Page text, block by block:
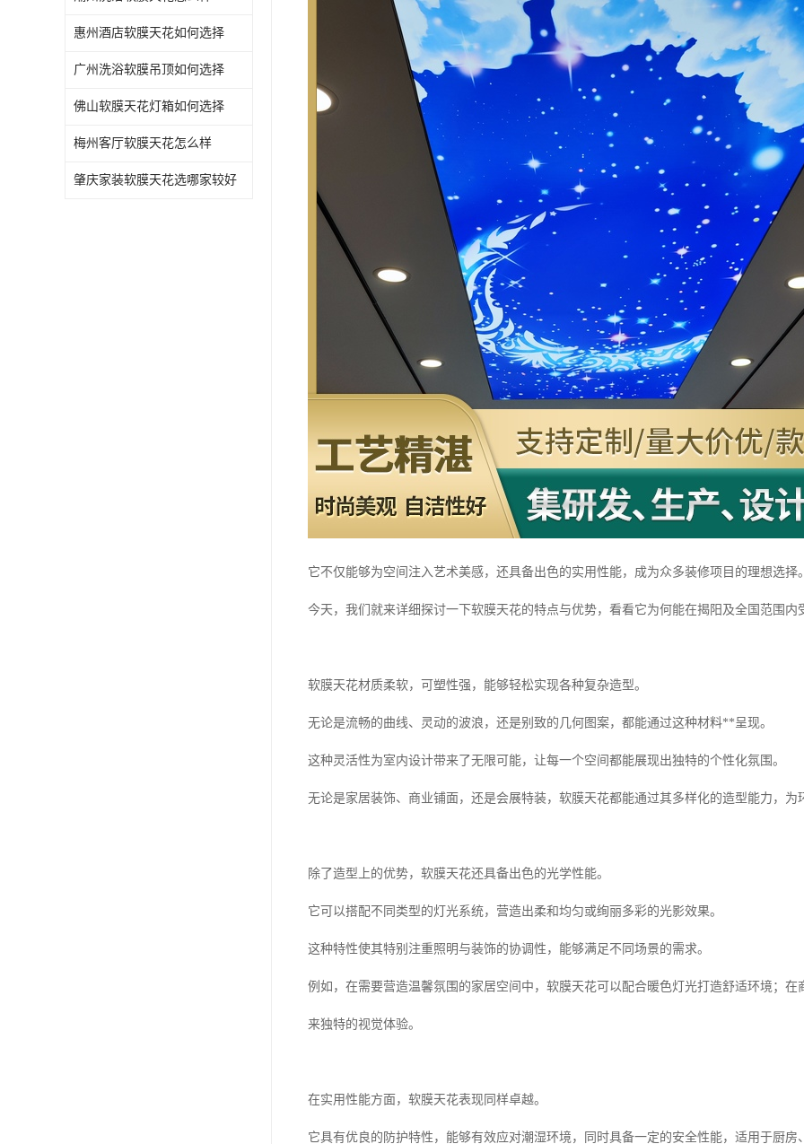
惠州酒店软膜天花如何选择
广州洗浴软膜吊顶如何选择
佛山软膜天花灯箱如何选择
梅州客厅软膜天花怎么样
肇庆家装软膜天花选哪家较好
它不仅能够为空间注入艺术美感，还具备出色的实用性能，成为众多装修项目的理想选择。
今天，我们就来详细探讨一下软膜天花的特点与优势，看看它为何能在揭阳及全国范围内
软膜天花材质柔软，可塑性强，能够轻松实现各种复杂造型。
无论是流畅的曲线、灵动的波浪，还是别致的几何图案，都能通过这种材料**呈现。
这种灵活性为室内设计带来了无限可能，让每一个空间都能展现出独特的个性化氛围。
无论是家居装饰、商业铺面，还是会展特装，软膜天花都能通过其多样化的造型能力，为
除了造型上的优势，软膜天花还具备出色的光学性能。
它可以搭配不同类型的灯光系统，营造出柔和均匀或绚丽多彩的光影效果。
这种特性使其特别注重照明与装饰的协调性，能够满足不同场景的需求。
例如，在需要营造温馨氛围的家居空间中，软膜天花可以配合暖色灯光打造舒适环境；
来独特的视觉体验。
在实用性能方面，软膜天花表现同样卓越。
它具有优良的防护特性，能够有效应对潮湿环境，同时具备一定的安全性能，适用于厨房